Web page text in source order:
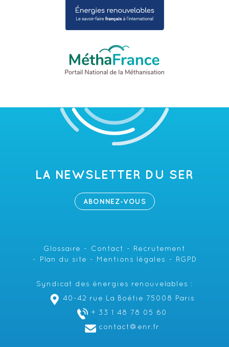
LA NEWSLETTER DU SER
ABONNEZ-VOUS
Glossaire Contact
Recrutement
Plan du site
Mentions légales RGPD
Syndicat des énergies renouvelables :
40-42 rue La Boétie 75008 Paris
+ 33 1 48 78 05 60
contact@enr.fr